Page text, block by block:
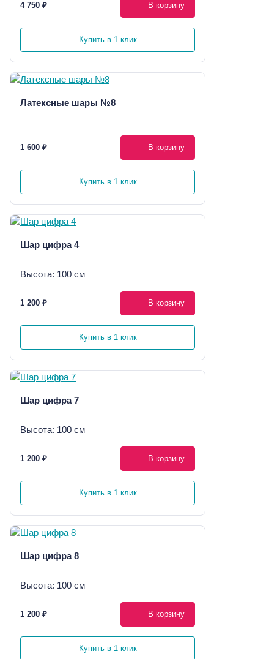
4 750 ₽ В корзину
Купить в 1 клик
Латексные шары №8
1 600 ₽ В корзину
Купить в 1 клик
Шар цифра 4
Высота: 100 см
1 200 ₽ В корзину
Купить в 1 клик
Шар цифра 7
Высота: 100 см
1 200 ₽ В корзину
Купить в 1 клик
Шар цифра 8
Высота: 100 см
1 200 ₽ В корзину
Купить в 1 клик